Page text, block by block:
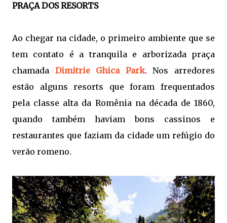
PRAÇA DOS RESORTS
Ao chegar na cidade, o primeiro ambiente que se
tem contato é a tranquila e arborizada praça
chamada Dimitrie Ghica Park. Nos arredores
estão alguns resorts que foram frequentados
pela classe alta da Romênia na década de 1860,
quando também haviam bons cassinos e
restaurantes que faziam da cidade um refúgio do
verão romeno.